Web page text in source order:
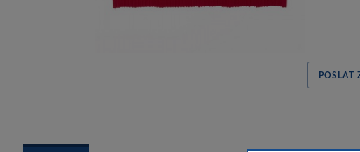
POSLAT